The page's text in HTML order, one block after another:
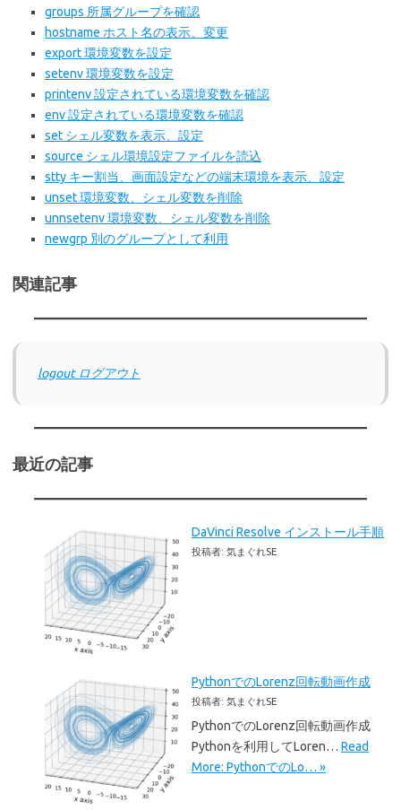
groups 所属グループを確認
hostname ホスト名の表示、変更
export 環境変数を設定
setenv 環境変数を設定
printenv 設定されている環境変数を確認
env 設定されている環境変数を確認
set シェル変数を表示、設定
source シェル環境設定ファイルを読込
stty キー割当、画面設定などの端末環境を表示、設定
unset 環境変数、シェル変数を削除
unnsetenv 環境変数、シェル変数を削除
newgrp 別のグループとして利用
関連記事
logout ログアウト
最近の記事
DaVinci Resolve インストール手順
投稿者: 気まぐれSE
PythonでのLorenz回転動画作成
投稿者: 気まぐれSE
PythonでのLorenz回転動画作成
Pythonを利用してLoren… Read
More: PythonでのLo… »